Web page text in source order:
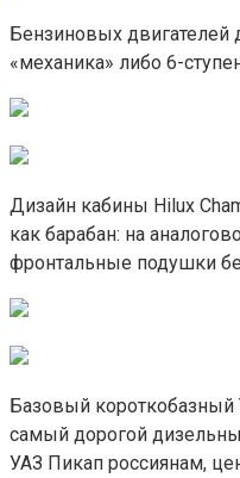
Бензиновых двигателей
«механика» либо 6-
Дизайн кабины Hilux
как барабан: на
фронтальные подушки
Базовый короткобазный
самый дорогой
УАЗ Пикап россиянам,